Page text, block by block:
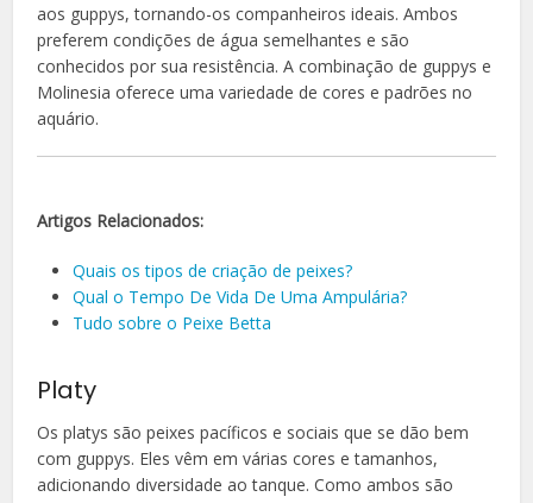
aos guppys, tornando-os companheiros ideais. Ambos
preferem condições de água semelhantes e são
conhecidos por sua resistência. A combinação de guppys e
Molinesia oferece uma variedade de cores e padrões no
aquário.
Artigos Relacionados:
Quais os tipos de criação de peixes?
Qual o Tempo De Vida De Uma Ampulária?
Tudo sobre o Peixe Betta
Platy
Os platys são peixes pacíficos e sociais que se dão bem
com guppys. Eles vêm em várias cores e tamanhos,
adicionando diversidade ao tanque. Como ambos são